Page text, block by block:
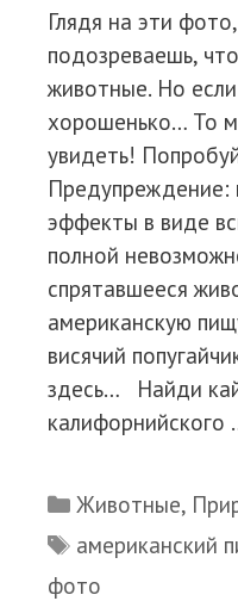
Глядя на эти
подозреваешь,
животные. Но если
хорошенько… То
увидеть!
эффекты в виде
полной
спрятавшееся
американскую
висячий
здесь… Найди
калифорнийского
Рубрики
Животные,
Метки
американский
фото